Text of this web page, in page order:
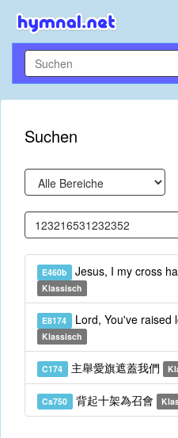
Suchen
E460b Jesus, I my cross
Klassisch
E8174 Lord, You've raised
Klassisch
C174 主舉愛旗遮蓋我們
Cs750 背起十架為召會